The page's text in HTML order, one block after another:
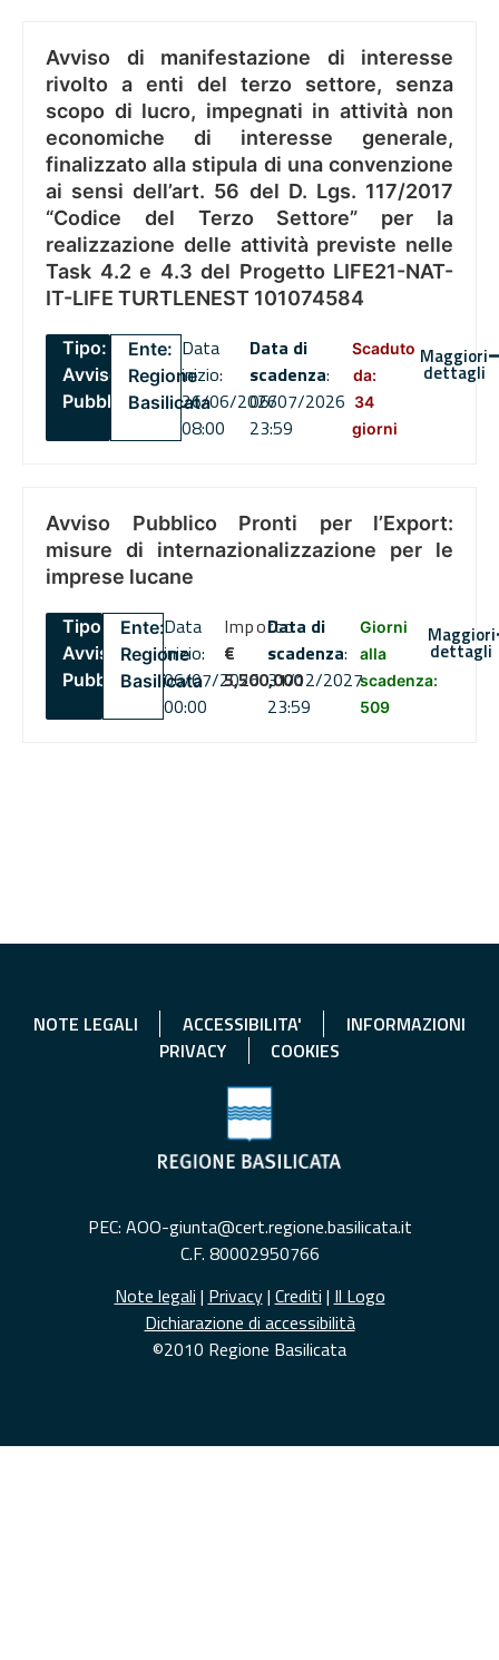
Avviso di manifestazione di interesse
rivolto a enti del terzo settore, senza
scopo di lucro, impegnati in attività non
economiche di interesse generale,
finalizzato alla stipula di una convenzione
ai sensi dell’art. 56 del D. Lgs. 117/2017
“Codice del Terzo Settore” per la
realizzazione delle attività previste nelle
Task 4.2 e 4.3 del Progetto LIFE21-NAT-
IT-LIFE TURTLENEST 101074584
Tipo:
Avviso
Pubblico
Ente:
Regione
Basilicata
Data
inizio:
26/06/2026
08:00
Data di
scadenza:
06/07/2026
23:59
Scaduto
da:
34
giorni
Maggiori
dettagli
Avviso Pubblico Pronti per l’Export:
misure di internazionalizzazione per le
imprese lucane
Tipo:
Avviso
Pubblico
Ente:
Regione
Basilicata
Data
inizio:
06/07/2026
00:00
Importo
€
5,500,000
Data di
scadenza:
31/12/2027
23:59
Giorni
alla
scadenza:
509
Maggiori
dettagli
NOTE LEGALI ACCESSIBILITA'
INFORMAZIONI
PRIVACY
COOKIES
PEC: AOO-giunta@cert.regione.basilicata.it
C.F. 80002950766
Note legali | Privacy| Crediti | Il Logo
Dichiarazione di accessibilità
©2010 Regione Basilicata